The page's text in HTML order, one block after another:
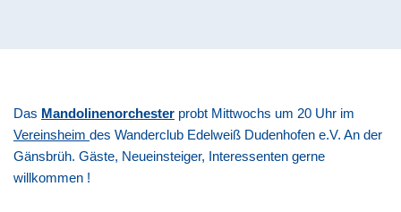
Das Mandolinenorchester probt Mittwochs um 20 Uhr im
Vereinsheim des Wanderclub Edelweiß Dudenhofen e.V. An der
Gänsbrüh. Gäste, Neueinsteiger, Interessenten gerne
willkommen !